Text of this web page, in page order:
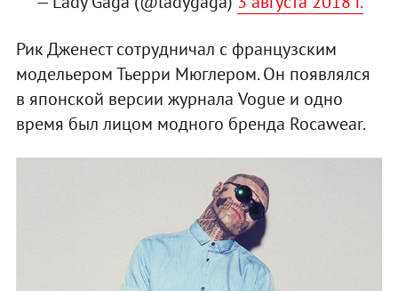
Рик Дженест сотрудничал с французским
модельером Тьерри Мюглером. Он появлялся
в японской версии журнала Vogue и одно
время был лицом модного бренда Rocawear.